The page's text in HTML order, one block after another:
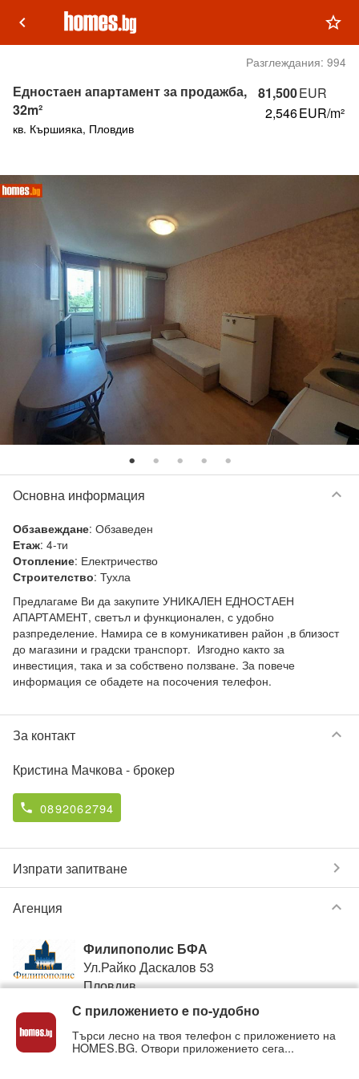
keyboard_arrow_left star_outline
Разглеждания: 994
81,500EUR
2,546EUR/m²
Едностаен апартамент за продажба,
32m²
кв. Кършияка, Пловдив
Основна информация keyboard_arrow_down
Обзавеждане: Обзаведен
Етаж: 4-ти
Отопление: Електричество
Строителство: Тухла
Предлагаме Ви да закупите УНИКАЛЕН ЕДНОСТАЕН
АПАРТАМЕНТ, светъл и функционален, с удобно
разпределение. Намира се в комуникативен район ,в близост
до магазини и градски транспорт.  Изгодно както за
инвестиция, така и за собствено ползване. За повече
информация се обадете на посочения телефон.
За контакт keyboard_arrow_down
Кристина Мачкова- брокер
phone 0892062794
Изпрати запитване chevron_right
Агенция keyboard_arrow_down
Филипополис БФА
Ул.Райко Даскалов 53
Пловдив
phone 0893864893
Вижте всички обяви отФилипополис БФАв homes.bg
С приложението e по-удобно
Търси лесно на твоя телефон с приложението на
HOMES.BG. Отвори приложението сега...